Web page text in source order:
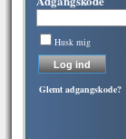
Husk mig
Glemt adgangskode?